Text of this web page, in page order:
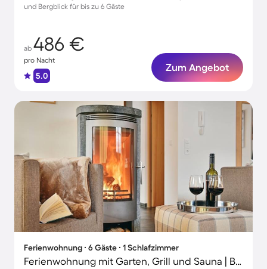
und Bergblick für bis zu 6 Gäste
ab 486 €
pro Nacht
5.0
Zum Angebot
Ferienwohnung ∙ 6 Gäste ∙ 1 Schlafzimmer
Ferienwohnung mit Garten, Grill und Sauna | Bergblick